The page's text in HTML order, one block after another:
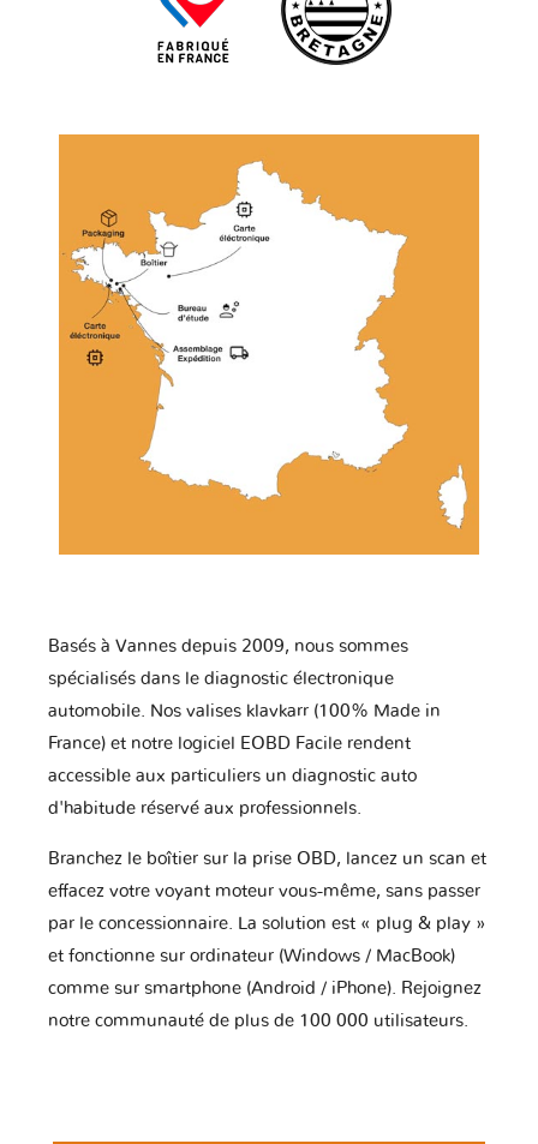
Basés à Vannes depuis 2009, nous sommes
spécialisés dans le diagnostic électronique
automobile. Nos valises klavkarr (100% Made in
France) et notre logiciel EOBD Facile rendent
accessible aux particuliers un diagnostic auto
d'habitude réservé aux professionnels.
Branchez le boîtier sur la prise OBD, lancez un scan et
effacez votre voyant moteur vous-même, sans passer
par le concessionnaire. La solution est « plug & play »
et fonctionne sur ordinateur (Windows / MacBook)
comme sur smartphone (Android / iPhone). Rejoignez
notre communauté de plus de 100 000 utilisateurs.